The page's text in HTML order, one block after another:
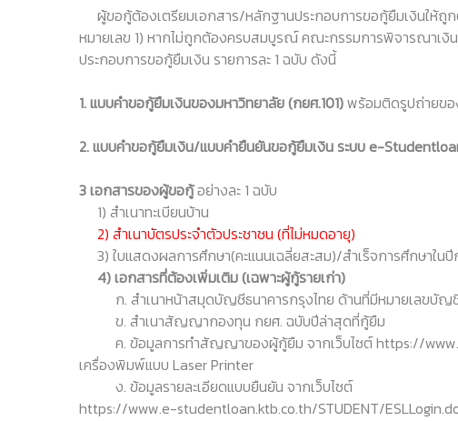
ผู้ขอกู้ต้องเตรียมเอกสาร/หลักฐานประกอบการขอกู้ยืมเงินให้
หมายเลข 1) หากไม่ถูกต้องครบสมบูรณ์ คณะกรรมการพิจารณาเงิ
ประกอบการขอกู้ยืมเงิน รายการละ 1 ฉบับ ดังนี้
1. แบบคำขอกู้ยืมเงินของมหาวิทยาลัย (กยศ.101)พร้อมติดรูปถ่ายขอ
2. แบบคำขอกู้ยืมเงิน/แบบคำยืนยันขอกู้ยืมเงิน ระบบ e-
3 เอกสารของผู้ขอกู้อย่างละ 1 ฉบับ
1) สำเนาทะเบียนบ้าน
2) สำเนาบัตรประจำตัวประชาชน (ที่ไม่หมดอายุ)
3) ใบแสดงผลการศึกษา(คะแนนเฉลี่ยสะสม)/สำเร็จการศึกษาใน
4) เอกสารที่ต้องเพิ่มเติม (เฉพาะผู้กู้รายเก่า)
ก. สำเนาหน้าสมุดบัญชีธนาคารกรุงไทย ด้านที่มีหมายเลขบัญ
ข. สำเนาสัญญากองทุน กยศ. ฉบับปีล่าสุดที่กู้ยืม
ค. ข้อมูลการทำสัญญาของผู้กู้ยืม จากเว็บไซต์ https://
เครื่องพิมพ์แบบ Laser Printer
ง. ข้อมูลรายละเอียดแบบยืนยัน จากเว็บไซต์
https://www.e-studentloan.ktb.co.th/STUDENT/